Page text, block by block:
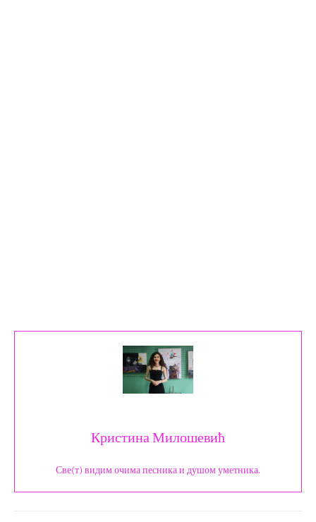
Кристина Милошевић
Све(т) видим очима песника и душом уметника.